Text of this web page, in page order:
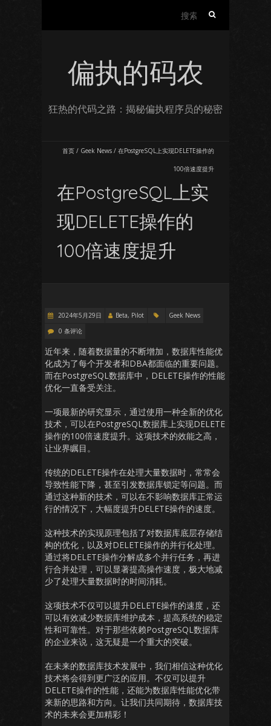
偏执的码农
狂热的代码之路：揭秘偏执程序员的秘密
首页 / Geek News / 在PostgreSQL上实现DELETE操作的
100倍速度提升
在PostgreSQL上实
现DELETE操作的
100倍速度提升
2024年5月29日 Beta, Pilot
Geek News
0 条评论
近年来，随着数据量的不断增加，数据库性能优
化成为了每个开发者和DBA都面临的重要问题。
而在PostgreSQL数据库中，DELETE操作的性能
优化一直备受关注。
一项最新的研究显示，通过使用一种全新的优化
技术，可以在PostgreSQL数据库上实现DELETE
操作的100倍速度提升。这项技术的效能之高，
让业界瞩目。
传统的DELETE操作在处理大量数据时，常常会
导致性能下降，甚至引发数据库锁定等问题。而
通过这种新的技术，可以在不影响数据库正常运
行的情况下，大幅度提升DELETE操作的速度。
这种技术的实现原理包括了对数据库底层存储结
构的优化，以及对DELETE操作的并行化处理。
通过将DELETE操作分解成多个并行任务，再进
行合并处理，可以显著提高操作速度，极大地减
少了处理大量数据时的时间消耗。
这项技术不仅可以提升DELETE操作的速度，还
可以有效减少数据库维护成本，提高系统的稳定
性和可靠性。对于那些依赖PostgreSQL数据库
的企业来说，这无疑是一个重大的突破。
在未来的数据库技术发展中，我们相信这种优化
技术将会得到更广泛的应用。不仅可以提升
DELETE操作的性能，还能为数据库性能优化带
来新的思路和方向。让我们共同期待，数据库技
术的未来会更加精彩！